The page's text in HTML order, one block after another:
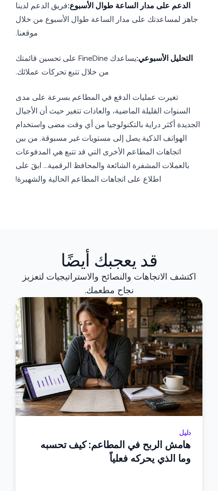
الدعم على مدار الساعة طوال الأسبوع:فريق الدعم لدينا
جاهز لمساعدتك على مدار الساعة طوال الأسبوع من خلال
موقعنا.
التحليل الأسبوعي:
يساعدك FineDine على تحسين قائمتك
من خلال تتبع تحركات عملائك.
تغيرت عمليات الدفع في المطاعم بسرعة على مدى
السنوات القليلة الماضية، والعادات تتغير حيث أن الأجيال
الجديدة أكثر دراية بالتكنولوجيا من أي وقت مضى واستخدام
الهواتف الذكية يصل إلى مستويات غير مسبوقة. من بين
اتجاهات المطاعم الأخرى التي قد تتبع هي المدفوعات
بالعملات المشفرة الشائعة والمحافظ الرقمية... ابقَ على
اطلاع على اتجاهات المطاعم الحالية والشهيرة!
قد يعجبك أيضًا
اكتشف الاتجاهات والنصائح والاستراتيجيات لتعزيز
نجاح مطعمك.
دليل
هامش الربح في المطاعم: كيف تحسبه
وما الذي يحركه فعلياً